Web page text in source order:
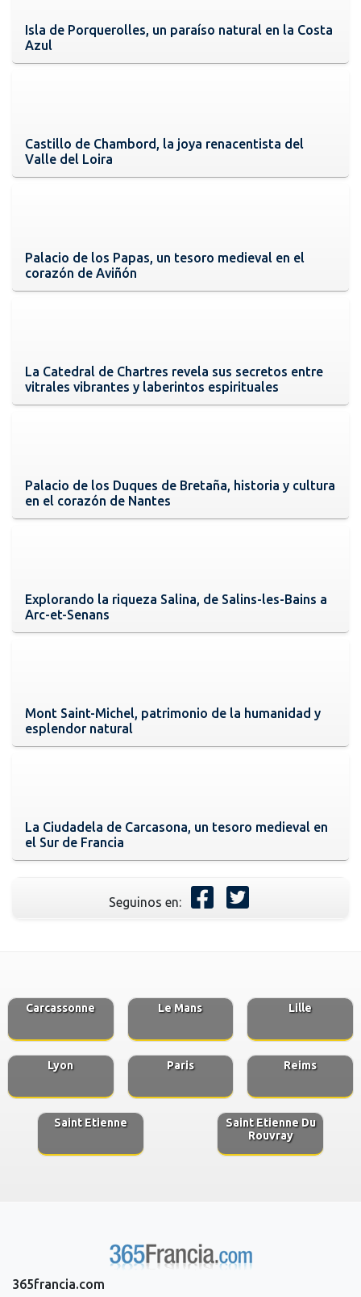
Isla de Porquerolles, un paraíso natural en la Costa
Azul
Castillo de Chambord, la joya renacentista del
Valle del Loira
Palacio de los Papas, un tesoro medieval en el
corazón de Aviñón
La Catedral de Chartres revela sus secretos entre
vitrales vibrantes y laberintos espirituales
Palacio de los Duques de Bretaña, historia y cultura
en el corazón de Nantes
Explorando la riqueza Salina, de Salins-les-Bains a
Arc-et-Senans
Mont Saint-Michel, patrimonio de la humanidad y
esplendor natural
La Ciudadela de Carcasona, un tesoro medieval en
el Sur de Francia
Seguinos en:
Carcassonne Le Mans Lille
Lyon Paris Reims
Saint Etienne
Saint Etienne Du
Rouvray
365francia.com